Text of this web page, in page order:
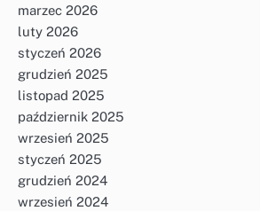
marzec 2026
luty 2026
styczeń 2026
grudzień 2025
listopad 2025
październik 2025
wrzesień 2025
styczeń 2025
grudzień 2024
wrzesień 2024